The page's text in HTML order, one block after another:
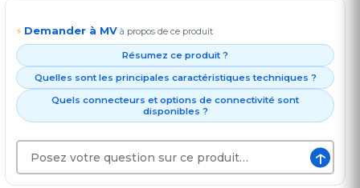
⚡ Demander à MV à propos de ce produit
Résumez ce produit ?
Quelles sont les principales caractéristiques techniques ?
Quels connecteurs et options de connectivité sont
disponibles ?
↑